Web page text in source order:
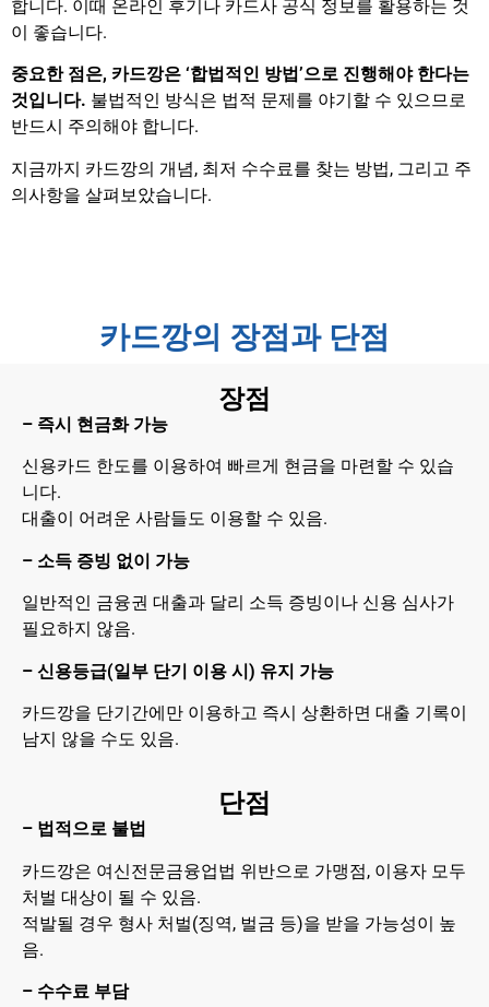
합니다. 이때 온라인 후기나 카드사 공식 정보를 활용하는 것
이 좋습니다.
중요한 점은, 카드깡은 ‘합법적인 방법’으로 진행해야 한다는
것입니다. 불법적인 방식은 법적 문제를 야기할 수 있으므로
반드시 주의해야 합니다.
지금까지 카드깡의 개념, 최저 수수료를 찾는 방법, 그리고 주
의사항을 살펴보았습니다.
카드깡의 장점과 단점
장점
– 즉시 현금화 가능
신용카드 한도를 이용하여 빠르게 현금을 마련할 수 있습
니다.
대출이 어려운 사람들도 이용할 수 있음.
– 소득 증빙 없이 가능
일반적인 금융권 대출과 달리 소득 증빙이나 신용 심사가
필요하지 않음.
– 신용등급(일부 단기 이용 시) 유지 가능
카드깡을 단기간에만 이용하고 즉시 상환하면 대출 기록이
남지 않을 수도 있음.
단점
– 법적으로 불법
카드깡은 여신전문금융업법 위반으로 가맹점, 이용자 모두
처벌 대상이 될 수 있음.
적발될 경우 형사 처벌(징역, 벌금 등)을 받을 가능성이 높
음.
– 수수료 부담